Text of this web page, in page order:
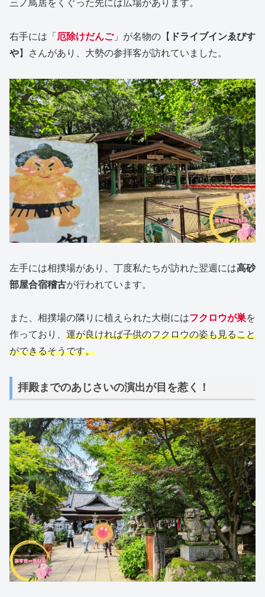
三ノ鳥居をくぐった先には広場があります。
右手には「 厄除けだんご」が名物の【 ドライブインゑびす
や】さんがあり、大勢の参拝客が訪れていました。
左手には相撲場があり、丁度私たちが訪れた翌週には高砂
部屋合宿稽古が行われています。
また、相撲場の隣りに植えられた大樹にはフクロウが巣を
作っており、 運が良ければ子供のフクロウの姿も見ること
ができるそうです。
拝殿までのあじさいの演出が目を惹く！